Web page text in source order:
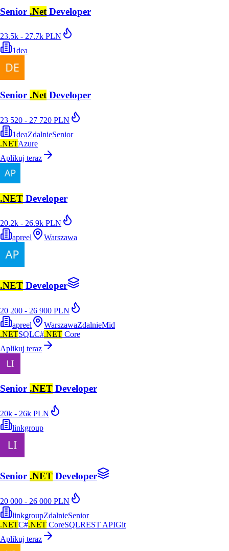
Senior .Net Developer
23.5k - 27.7k PLN
1dea
Senior .Net Developer
23 520 - 27 720 PLN
1deaZdalnieSenior
.NETAzure
Aplikuj teraz
.NET Developer
20.2k - 26.9k PLN
apreel
Warszawa
.NET Developer
20 200 - 26 900 PLN
apreel
WarszawaZdalnieMid
.NETSQLC#.NET Core
Aplikuj teraz
Senior .NET Developer
20k - 26k PLN
linkgroup
Senior .NET Developer
20 000 - 26 000 PLN
linkgroupZdalnieSenior
.NETC#.NET CoreSQLREST APIGit
Aplikuj teraz